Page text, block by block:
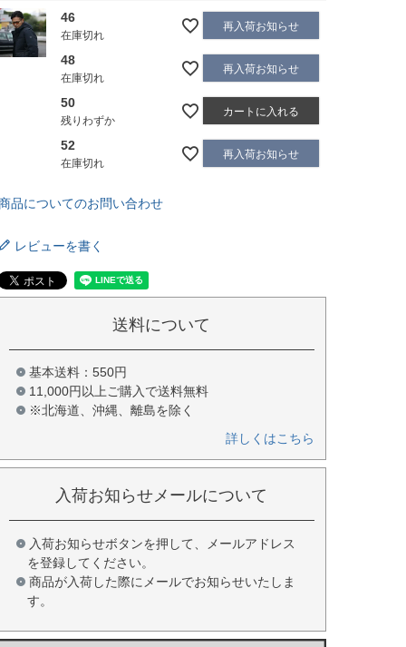
46
在庫切れ
再入荷お知らせ
48
在庫切れ
再入荷お知らせ
50
残りわずか
カートに入れる
52
在庫切れ
再入荷お知らせ
品についてのお問い合わせ
レビューを書く
送料について
基本送料：550円
11,000円以上ご購入で送料無料
※北海道、沖縄、離島を除く
詳しくはこちら
入荷お知らせメールについて
入荷お知らせボタンを押して、メールアドレス
を登録してください。
商品が入荷した際にメールでお知らせいたしま
す。